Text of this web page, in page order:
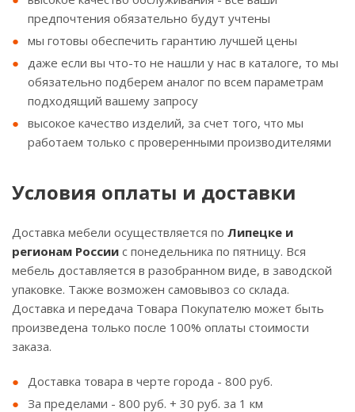
предпочтения обязательно будут учтены
мы готовы обеспечить гарантию лучшей цены
даже если вы что-то не нашли у нас в каталоге, то мы
обязательно подберем аналог по всем параметрам
подходящий вашему запросу
высокое качество изделий, за счет того, что мы
работаем только с проверенными производителями
Условия оплаты и доставки
Доставка мебели осуществляется по Липецке и
регионам России с понедельника по пятницу. Вся
мебель доставляется в разобранном виде, в заводской
упаковке. Также возможен самовывоз со склада.
Доставка и передача Товара Покупателю может быть
произведена только после 100% оплаты стоимости
заказа.
Доставка товара в черте города - 800 руб.
За пределами - 800 руб. + 30 руб. за 1 км